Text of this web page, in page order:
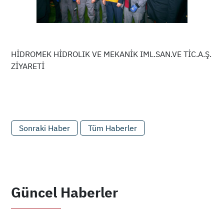
HİDROMEK HİDROLIK VE MEKANİK IML.SAN.VE TİC.A.Ş.
ZİYARETİ
Sonraki Haber Tüm Haberler
Güncel Haberler